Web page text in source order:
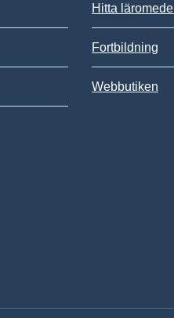
Hitta läromedel
Fortbildning
Webbutiken